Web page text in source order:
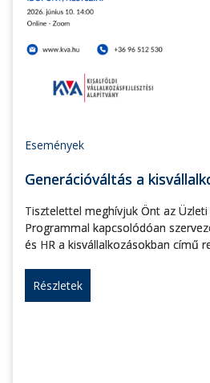
Események
Generációváltás a
Tisztelettel meghívjuk Önt az
Programmal kapcsolódóan
és HR a kisvállalkozásokban című
Részletek